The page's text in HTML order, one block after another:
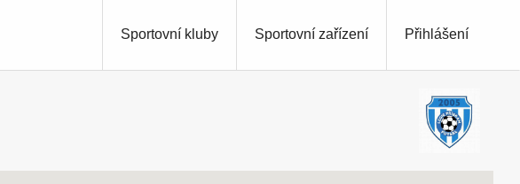
Přihlášení
Sportovní kluby Sportovní zařízení